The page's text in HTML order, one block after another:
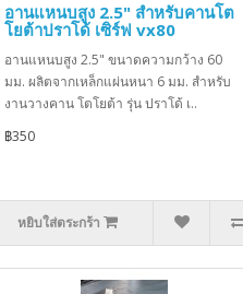
อานแหนบสูง 2.5" สำหรับคานโต
โยต้าปราโด้ เซิร์ฟ vx80
อานแหนบสูง 2.5" ขนาดความกว้าง 60
มม. ผลิตจากเหล็กแผ่นหนา 6 มม. สำหรับ
งานวางคาน โตโยต้า รุ่น ปราโด้ เ..
฿350
หยิบใส่ตระกร้า